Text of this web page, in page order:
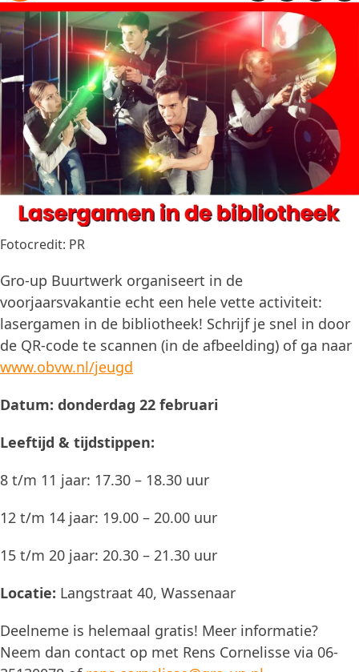
Fotocredit: PR
Gro-up Buurtwerk organiseert in de
voorjaarsvakantie echt een hele vette activiteit:
lasergamen in de bibliotheek! Schrijf je snel in door
de QR-code te scannen (in de afbeelding) of ga naar
www.obvw.nl/jeugd
Datum: donderdag 22 februari
Leeftijd & tijdstippen:
8 t/m 11 jaar: 17.30 – 18.30 uur
12 t/m 14 jaar: 19.00 – 20.00 uur
15 t/m 20 jaar: 20.30 – 21.30 uur
Locatie: Langstraat 40, Wassenaar
Deelneme is helemaal gratis! Meer informatie?
Neem dan contact op met Rens Cornelisse via 06-